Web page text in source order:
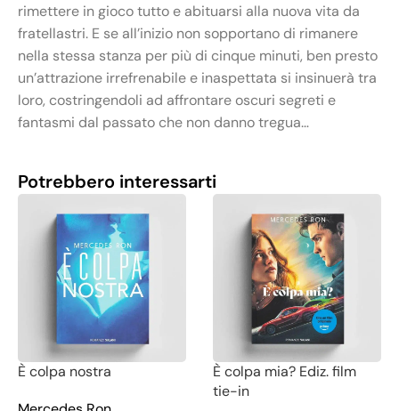
rimettere in gioco tutto e abituarsi alla nuova vita da
fratellastri. E se all’inizio non sopportano di rimanere
nella stessa stanza per più di cinque minuti, ben presto
un’attrazione irrefrenabile e inaspettata si insinuerà tra
loro, costringendoli ad affrontare oscuri segreti e
fantasmi dal passato che non danno tregua…
Potrebbero interessarti
È colpa nostra
È colpa mia? Ediz. film
tie-in